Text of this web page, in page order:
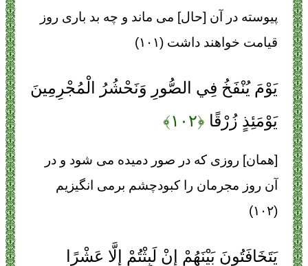
پيوسته در آن [حال] مى‏ ماند و چه بد بارى روز
قيامت‏ خواهند داشت (۱۰۱)
يَوْمَ يُنْفَخُ فِي الصُّورِ وَنَحْشُرُ الْمُجْرِمِينَ
يَوْمَئِذٍ زُرْقًا ﴿۱۰۲﴾
[همان] روزى كه در صور دميده مى ‏شود و در
آن روز مجرمان را كبودچشم برمى‏ انگيزيم
(۱۰۲)
يَتَخَافَتُونَ بَيْنَهُمْ إِنْ لَبِثْتُمْ إِلَّا عَشْرًا